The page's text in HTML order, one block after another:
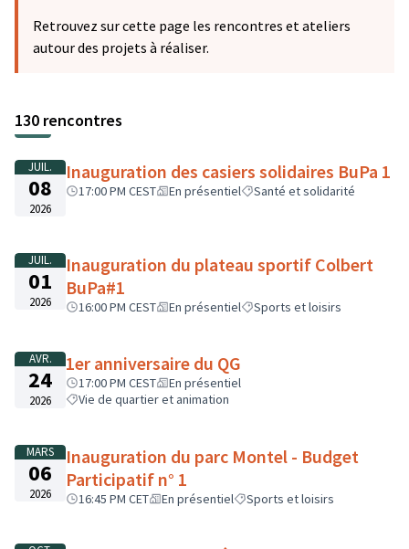
−
Retrouvez sur cette page les rencontres et ateliers
autour des projets à réaliser.
130 rencontres
JUIL.
08
2026
Inauguration des casiers solidaires BuPa 1
17:00 PM CEST En présentiel Santé et solidarité
JUIL.
01
2026
Inauguration du plateau sportif Colbert
BuPa#1
16:00 PM CEST En présentiel Sports et loisirs
AVR.
24
2026
1er anniversaire du QG
17:00 PM CEST
En présentiel
Vie de quartier et animation
MARS
06
2026
Inauguration du parc Montel - Budget
Participatif n° 1
16:45 PM CET En présentiel Sports et loisirs